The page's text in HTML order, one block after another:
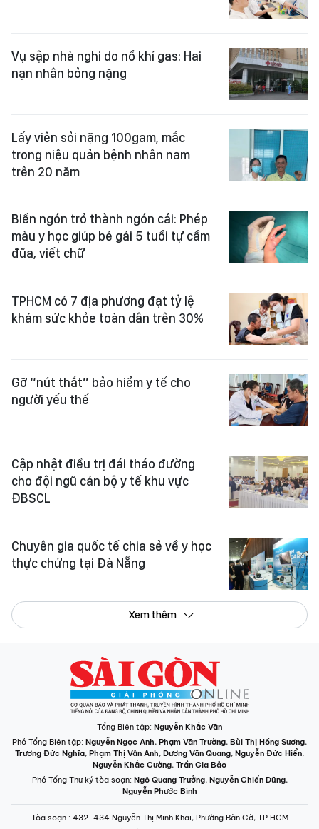
Vụ sập nhà nghi do nổ khí gas: Hai
nạn nhân bỏng nặng
Lấy viên sỏi nặng 100gam, mắc
trong niệu quản bệnh nhân nam
trên 20 năm
Biến ngón trỏ thành ngón cái: Phép
màu y học giúp bé gái 5 tuổi tự cầm
đũa, viết chữ
TPHCM có 7 địa phương đạt tỷ lệ
khám sức khỏe toàn dân trên 30%
Gỡ “nút thắt” bảo hiểm y tế cho
người yếu thế
Cập nhật điều trị đái tháo đường
cho đội ngũ cán bộ y tế khu vực
ĐBSCL
Chuyên gia quốc tế chia sẻ về y học
thực chứng tại Đà Nẵng
Xem thêm
Tổng Biên tập: Nguyễn Khắc Văn
Phó Tổng Biên tập: Nguyễn Ngọc Anh, Phạm Văn Trường, Bùi Thị Hồng Sương,
Trương Đức Nghĩa, Phạm Thị Vân Anh, Dương Văn Quang, Nguyễn Đức Hiển,
Nguyễn Khắc Cường, Trần Gia Bảo
Phó Tổng Thư ký tòa soạn: Ngô Quang Trưởng, Nguyễn Chiến Dũng,
Nguyễn Phước Bình
Tòa soạn : 432-434 Nguyễn Thị Minh Khai, Phường Bàn Cờ, TP.HCM